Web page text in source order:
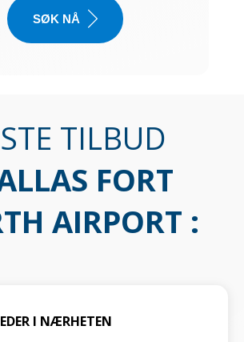
SØK NÅ
TILBUD
FORT
AIRPORT :
I NÆRHETEN